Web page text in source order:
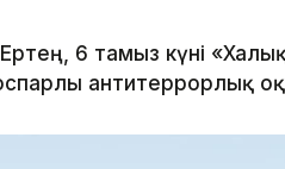
6 тамыз күні
антитеррорлық